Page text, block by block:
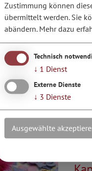
Zustimmung können
übermittelt werden. Sie
abändern. Mehr dazu
Technisch
↓ 1 Dienst
Externe Dienste
↓ 3 Dienste
Ausgewählte